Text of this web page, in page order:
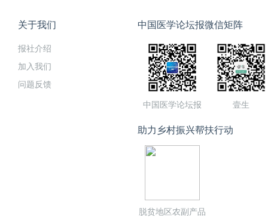
关于我们
报社介绍
加入我们
问题反馈
中国医学论坛报微信矩阵
中国医学论坛报 壹生
助力乡村振兴帮扶行动
脱贫地区农副产品